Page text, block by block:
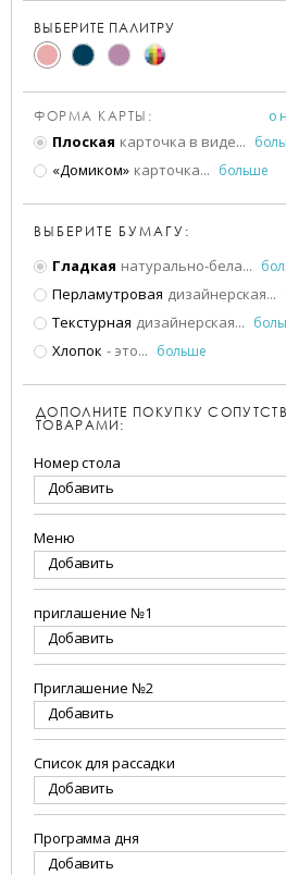
ВЫБЕРИТЕ ПАЛИТРУ
ФОРМА КАРТЫ:
о
Плоская карточка в виде...
«Домиком» карточка... больше
ВЫБЕРИТЕ БУМАГУ:
Гладкая натурально-бела...
Перламутровая дизайнерская...
Текстурная дизайнерская...
Хлопок - это... больше
ДОПОЛНИТЕ ПОКУПКУ
ТОВАРАМИ:
Номер стола
Добавить
Меню
Добавить
приглашение №1
Добавить
Приглашение №2
Добавить
Список для рассадки
Добавить
Программа дня
Добавить